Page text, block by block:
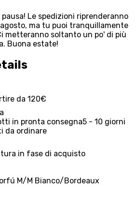
Le spedizioni riprenderanno
ma tu puoi tranquillamente
metteranno soltanto un po' di più
Buona estate!
da 120€
in pronta consegna5 - 10 giorni
da ordinare
in fase di acquisto
M/M Bianco/Bordeaux